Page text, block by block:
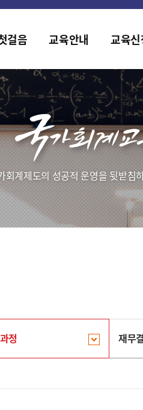
페이지가 새롭게 개편되었습
걸음 교육안내 교육신
회계제도의 성공적 운영을 뒷받
정 재무